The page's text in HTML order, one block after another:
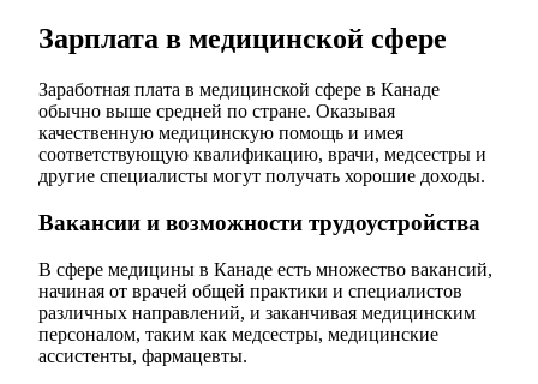
Зарплата в медицинской сфере
Заработная плата в медицинской сфере в Канаде
обычно выше средней по стране. Оказывая
качественную медицинскую помощь и имея
соответствующую квалификацию, врачи, медсестры и
другие специалисты могут получать хорошие доходы.
Вакансии и возможности трудоустройства
В сфере медицины в Канаде есть множество вакансий,
начиная от врачей общей практики и специалистов
различных направлений, и заканчивая медицинским
персоналом, таким как медсестры, медицинские
ассистенты, фармацевты.